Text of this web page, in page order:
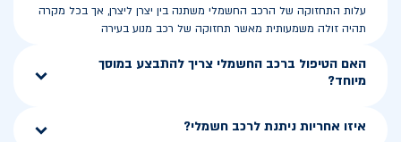
עלות התחזוקה של הרכב החשמלי משתנה בין יצרן ליצרן, אך בכל מקרה
תהיה זולה משמעותית מאשר תחזוקה של רכב מנוע בעירה
האם הטיפול ברכב החשמלי צריך להתבצע במוסך
מיוחד?
איזו אחריות ניתנת לרכב חשמלי?